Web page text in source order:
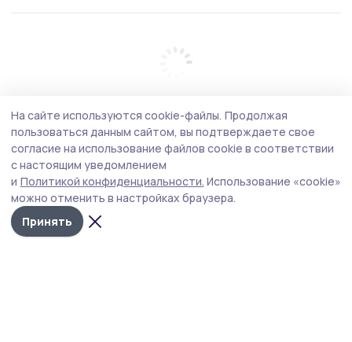
На сайте используются cookie-файлы. Продолжая
пользоваться данным сайтом, вы подтверждаете свое
согласие на использование файлов cookie в соответствии
с настоящим уведомлением
и Политикой конфиденциальности. Использование «cookie»
можно отменить в настройках браузера.
Принять